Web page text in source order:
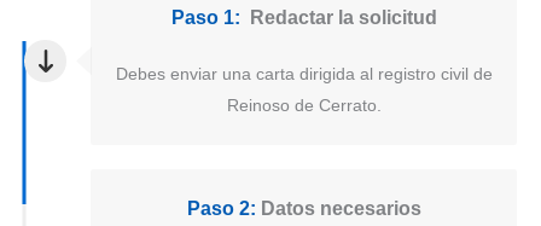
Paso 1: Redactar la solicitud
Debes enviar una carta dirigida al registro civil de
Reinoso de Cerrato.
Paso 2: Datos necesarios